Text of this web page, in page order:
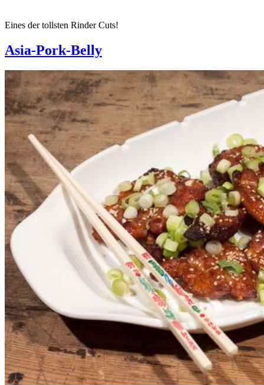
Eines der tollsten Rinder Cuts!
Asia-Pork-Belly